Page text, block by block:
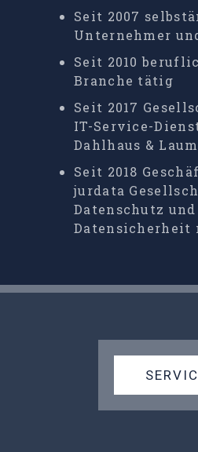
Seit 2007
Unternehmer
Seit 2010
Branche tätig
Seit 2017
IT-Service-
Dahlhaus &
Seit 2018
jurdata
Datenschutz und
Datensicherheit